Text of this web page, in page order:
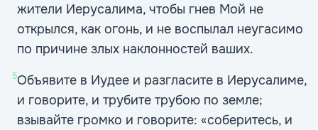
жители Иерусалима, чтобы гнев Мой не
открылся, как огонь, и не воспылал неугасимо
по причине злых наклонностей ваших.
5Объявите в Иудее и разгласите в Иерусалиме,
и говорите, и трубите трубою по земле;
взывайте громко и говорите: «соберитесь, и